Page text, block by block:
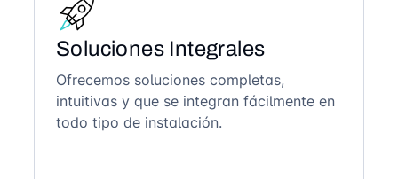
Soluciones Integrales
Ofrecemos soluciones completas,
intuitivas y que se integran fácilmente en
todo tipo de instalación.